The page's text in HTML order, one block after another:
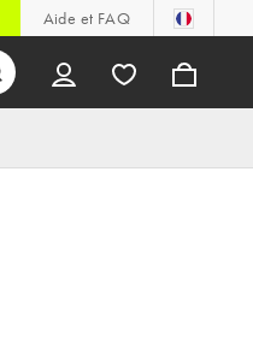
Aide et FAQ